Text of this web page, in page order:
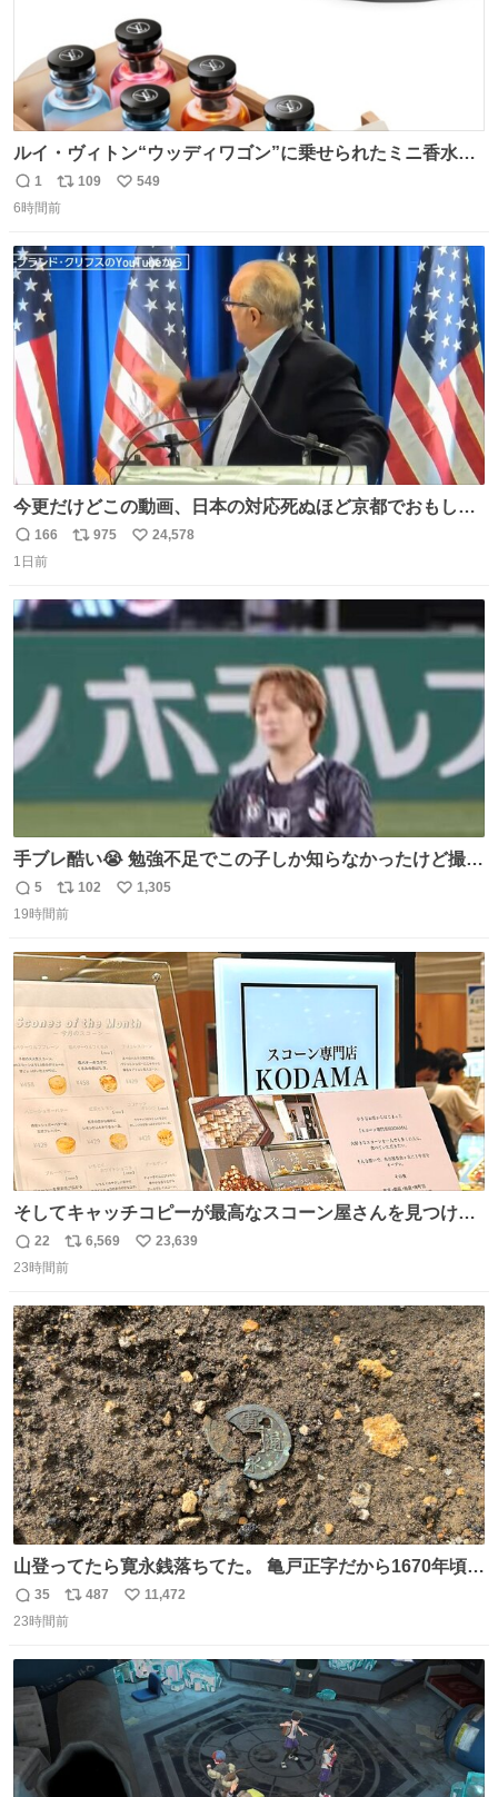
ルイ・ヴィトン“ウッディワゴン”に乗せられたミニ香水コ
フレ、グラデカラーのフレグランスケースも - fashion-
press.net/news/149472
返
信
1
リ
ポ
ト
109
い
数
549
6時間前
今更だけどこの動画、日本の対応死ぬほど京都でおもしろ
い。 なんなら敬語で丁寧に煽りまくってるの好き。笑
返
信
166
リ
ト
数
975
い
数
24,578
1日前
手ブレ酷い😭 勉強不足でこの子しか知らなかったけど撮っ
てみた😓😓 #TravisJapan #Jリーグ #松倉海斗
返
信
5
リ
ポ
ト
102
い
数
1,305
19時間前
そしてキャッチコピーが最高なスコーン屋さんを見つけて
しまったので思わず買い込んでしまった。スコーンなんて
パッサパサなほどええですからね。
返
信
22
リ
ポ
ト
数
6,569
い
数
23,639
23時間前
山登ってたら寛永銭落ちてた。 亀戸正字だから1670年頃に
鋳造されたもの。
返
信
35
リ
ポ
ト
487
い
数
11,472
23時間前